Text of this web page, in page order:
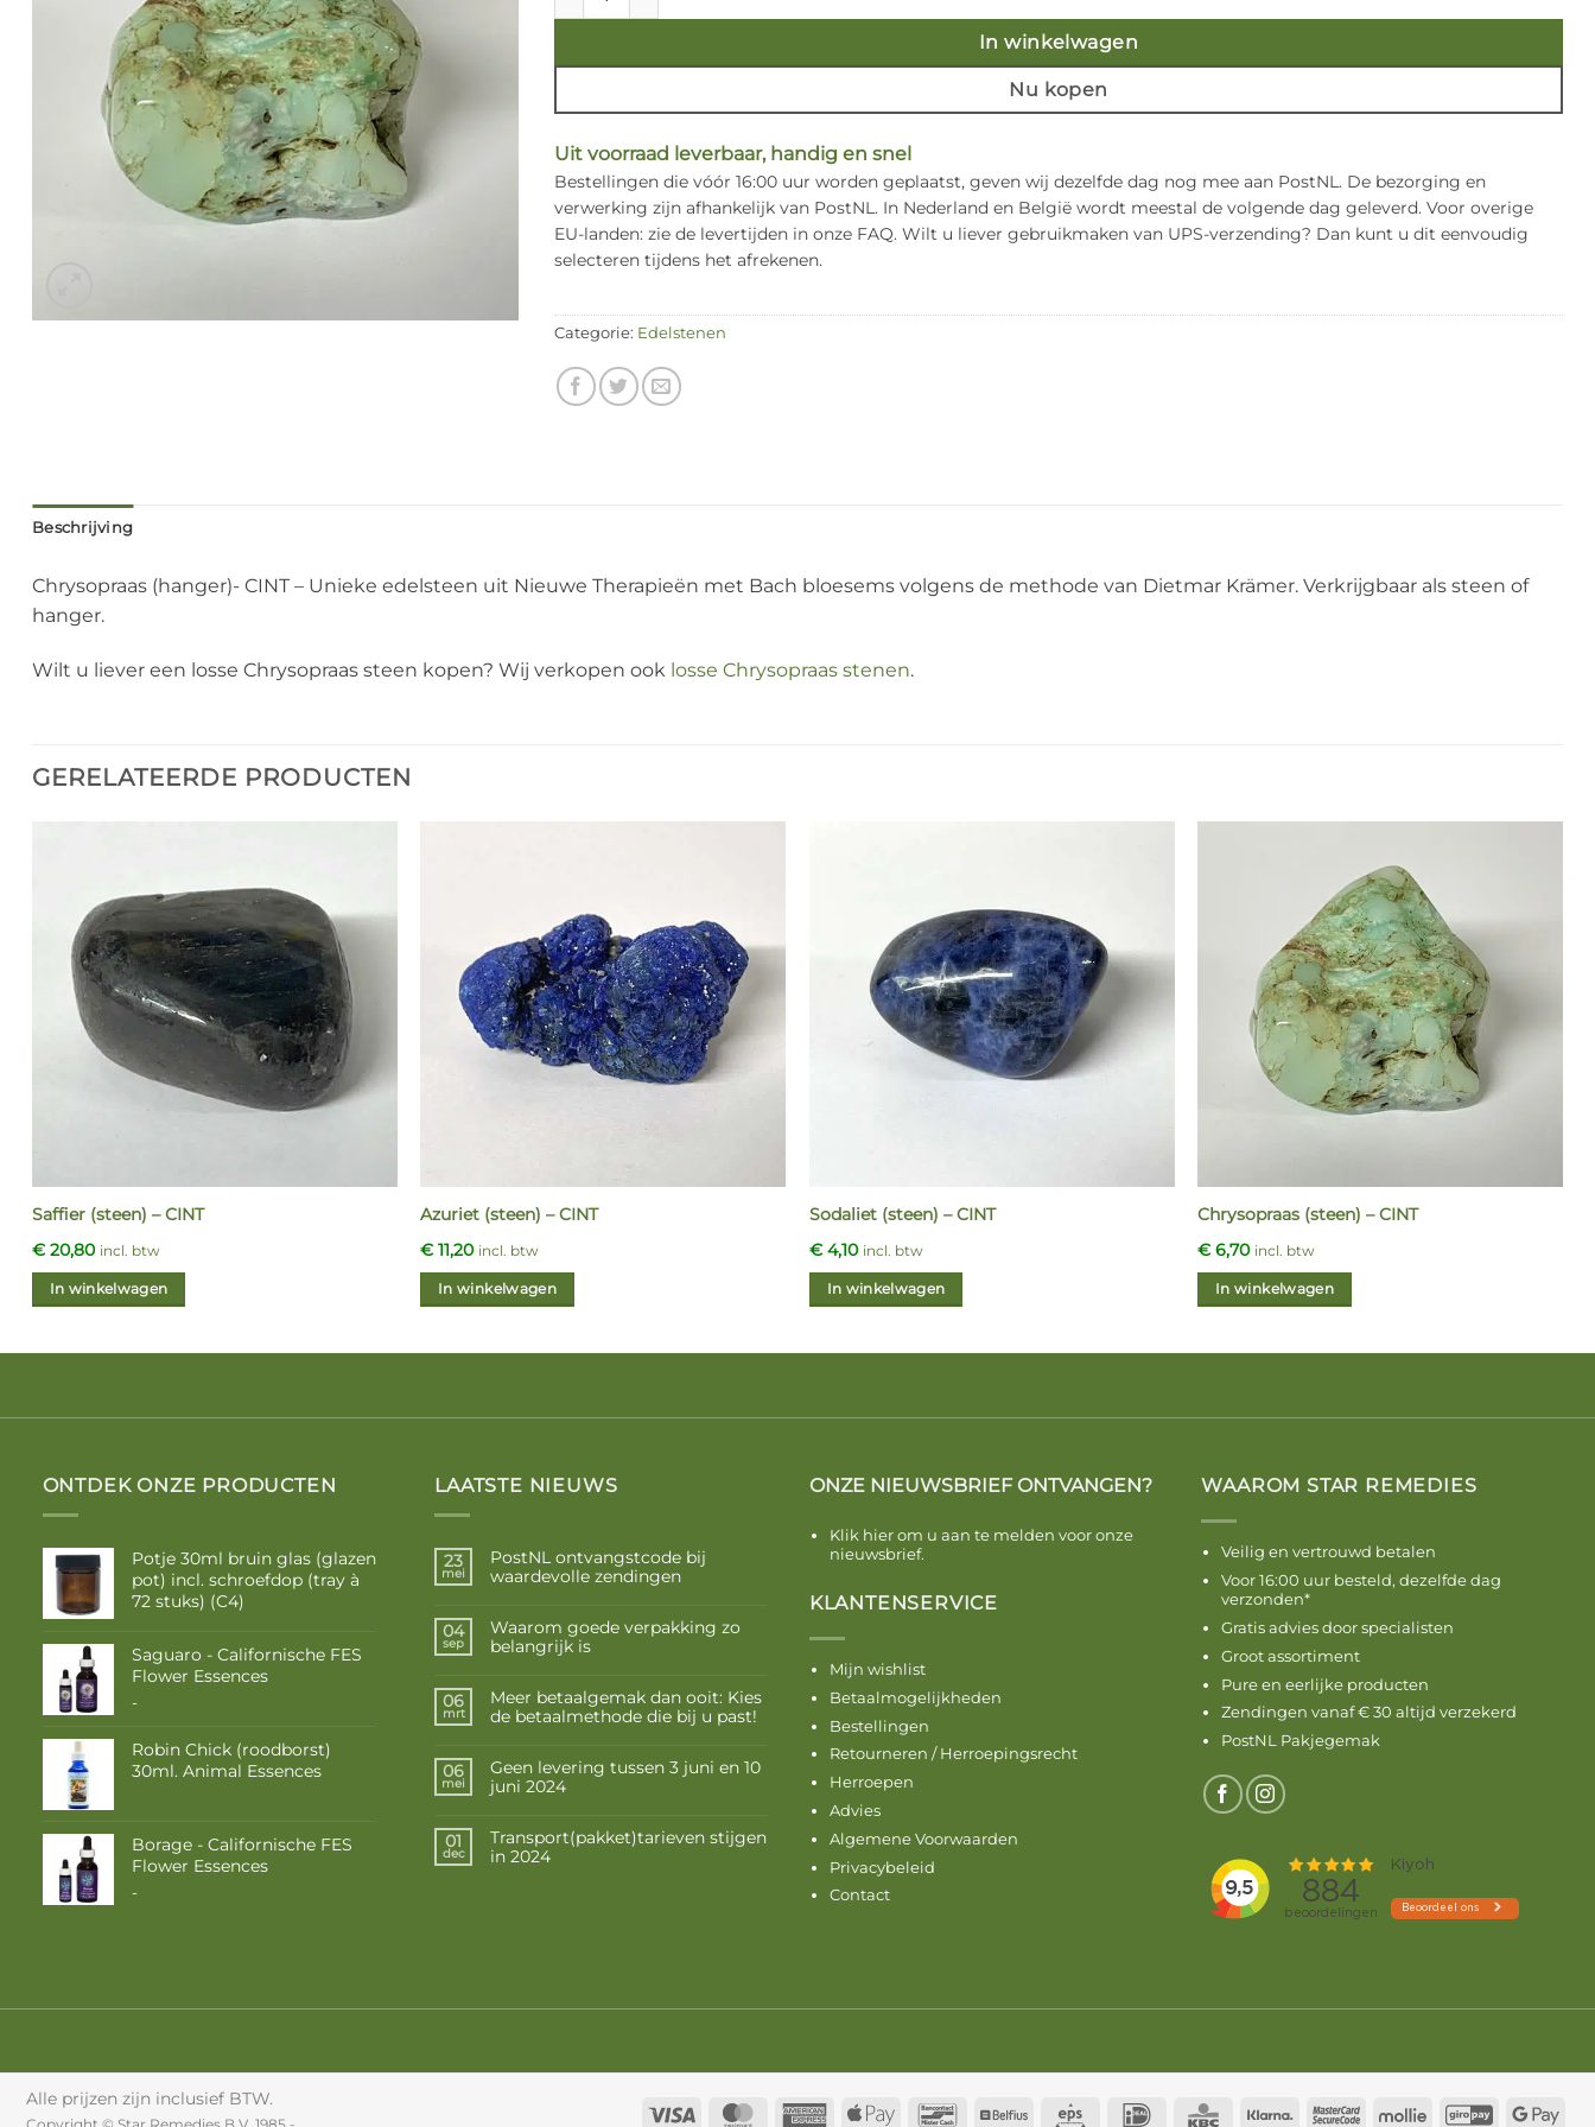
In winkelwagen
Nu kopen
Uit voorraad leverbaar, handig en snel
Bestellingen die vóór 16:00 uur worden geplaatst, geven wij dezelfde dag nog mee aan PostNL. De bezorging en
verwerking zijn afhankelijk van PostNL. In Nederland en België wordt meestal de volgende dag geleverd. Voor overige
EU-landen: zie de levertijden in onze FAQ. Wilt u liever gebruikmaken van UPS-verzending? Dan kunt u dit eenvoudig
selecteren tijdens het afrekenen.
Categorie: Edelstenen
Beschrijving
Chrysopraas (hanger)- CINT – Unieke edelsteen uit Nieuwe Therapieën met Bach bloesems volgens de methode van Dietmar Krämer. Verkrijgbaar als steen of
hanger.
Wilt u liever een losse Chrysopraas steen kopen? Wij verkopen ook losse Chrysopraas stenen.
GERELATEERDE PRODUCTEN
Saffier (steen) – CINT
€20,80 incl. btw
In winkelwagen
Azuriet (steen) – CINT
€11,20 incl. btw
In winkelwagen
Sodaliet (steen) – CINT
€4,10 incl. btw
In winkelwagen
Chrysopraas (steen) – CINT
€6,70 incl. btw
In winkelwagen
ONTDEK ONZE PRODUCTEN
Potje 30ml bruin glas (glazen
pot) incl. schroefdop (tray à
72 stuks) (C4)
Saguaro - Californische FES
Flower Essences
-Prijsklasse:
tot
€ 17,50
Robin Chick (roodborst)
30ml. Animal Essences
Borage - Californische FES
Flower Essences
-Prijsklasse:
LAATSTE NIEUWS
23
mei
PostNL ontvangstcode bij
waardevolle zendingen
04
sep
Waarom goede verpakking zo
belangrijk is
06
mrt
Meer betaalgemak dan ooit: Kies
de betaalmethode die bij u past!
06
mei
Geen levering tussen 3 juni en 10
juni 2024
01
dec
Transport(pakket)tarieven stijgen
in 2024
ONZE NIEUWSBRIEF ONTVANGEN?
Klik hier om u aan te melden voor onze
nieuwsbrief.
KLANTENSERVICE
Mijn wishlist
Betaalmogelijkheden
Bestellingen
Retourneren / Herroepingsrecht
Herroepen
Advies
Algemene Voorwaarden
Privacybeleid
Contact
WAAROM STAR REMEDIES
Veilig en vertrouwd betalen
Voor 16:00 uur besteld, dezelfde dag
verzonden*
Gratis advies door specialisten
Groot assortiment
Pure en eerlijke producten
Zendingen vanaf € 30 altijd verzekerd
PostNL Pakjegemak
Visa MasterCardAmericanApple BancontactBelfius IDeal KBC Klarna MasterCard
Mollie GiroPay
Alle prijzen zijn inclusief BTW.